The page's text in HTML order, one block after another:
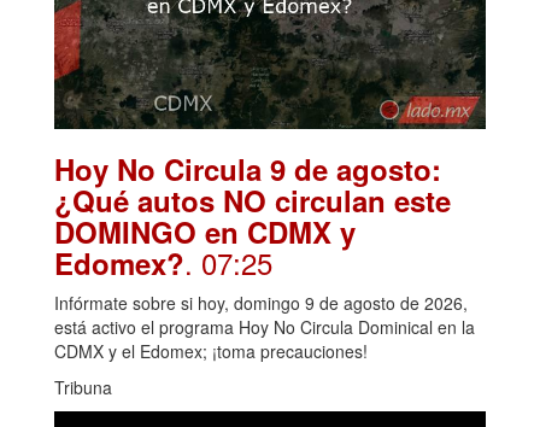
Hoy No Circula 9 de agosto:
¿Qué autos NO circulan este
DOMINGO en CDMX y
Edomex?. 07:25
Infórmate sobre si hoy, domingo 9 de agosto de 2026,
está activo el programa Hoy No Circula Dominical en la
CDMX y el Edomex; ¡toma precauciones!
Tribuna